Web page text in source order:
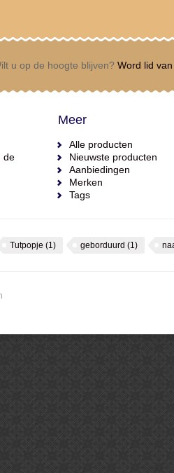
u op de hoogte blijven? Word lid
de
Meer
Alle producten
Nieuwste producten
Aanbiedingen
Merken
Tags
Tutpopje (1) geborduurd (1)